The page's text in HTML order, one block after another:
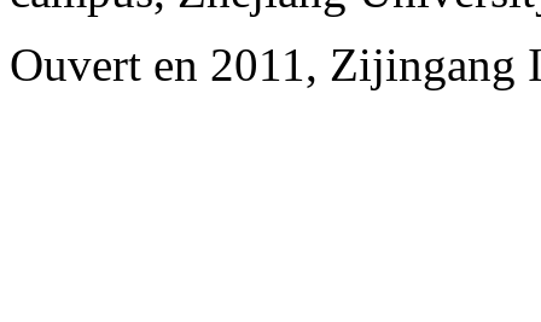
Ouvert en 2011, Zijingang